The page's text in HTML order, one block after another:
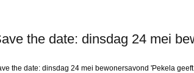
the date: dinsdag 24 mei
the date: dinsdag 24 mei bewonersavond 'Pekela